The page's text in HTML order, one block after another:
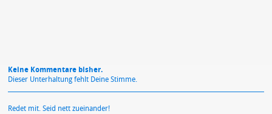
Keine Kommentare bisher.
Dieser Unterhaltung fehlt Deine Stimme.
Redet mit. Seid nett zueinander!